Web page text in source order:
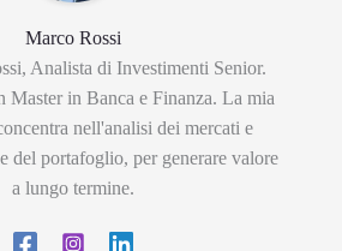
Marco Rossi
Analista di Investimenti Senior.
Master in Banca e Finanza. La mia
nell'analisi dei mercati e
del portafoglio, per generare valore
a lungo termine.